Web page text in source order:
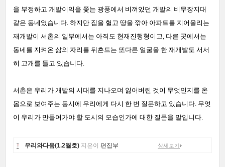
을 부정하고 개발이익을 쫓는 광풍에서 비껴있던 개발의 비무장지대
같은 동네였습니다. 하지만 집을 헐고 땅을 깎아 아파트를 지어올리는
재개발이 서촌의 일부에서는 아직도 현재진행형이고, 다른 곳에서는
동네를 지켜온 삶의 자리를 뒤흔드는 또다른 얼굴을 한 재개발도 서서
히 고개를 들고 있습니다.
서촌은 우리가 개발의 시대를 지나오며 잃어버린 것이 무엇인지를 온
몸으로 보여주는 동시에 우리에게 다시 한 번 질문하고 있습니다. 무엇
이 우리가 만들어가야 할 도시의 모습인가에 대한 질문을 말입니다.
우리와다음(1.2월호) 지은이 편집부 상세보기